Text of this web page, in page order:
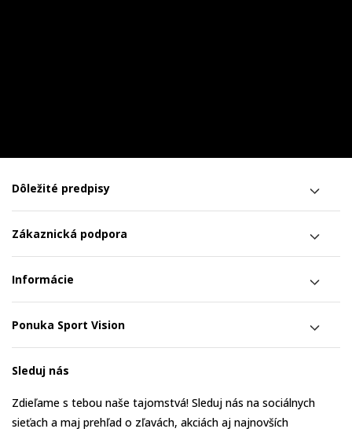
Dôležité predpisy
Zákaznická podpora
Informácie
Ponuka Sport Vision
Sleduj nás
Zdieľame s tebou naše tajomstvá! Sleduj nás na sociálnych
sieťach a maj prehľad o zľavách, akciách aj najnovších